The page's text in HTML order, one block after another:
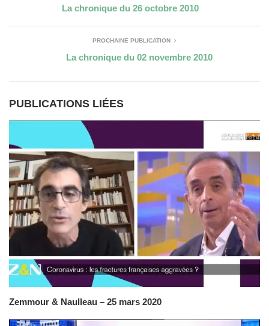
La chronique du 26 octobre 2010
PROCHAINE PUBLICATION
La chronique du 02 novembre 2010
PUBLICATIONS LIÉES
Zemmour & Naulleau – 25 mars 2020